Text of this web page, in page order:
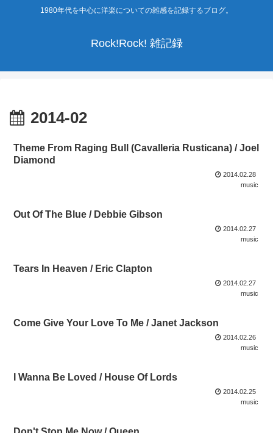
1980年代を中心に洋楽についての雑感を記録するブログ。
Rock!Rock! 雑記録
2014-02
Theme From Raging Bull (Cavalleria Rusticana) / Joel
Diamond
2014.02.28
music
Out Of The Blue / Debbie Gibson
2014.02.27
music
Tears In Heaven / Eric Clapton
2014.02.27
music
Come Give Your Love To Me / Janet Jackson
2014.02.26
music
I Wanna Be Loved / House Of Lords
2014.02.25
music